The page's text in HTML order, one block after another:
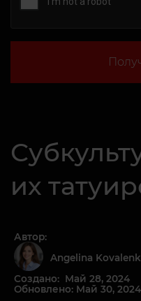
их
Автор:
Angelina
Создано: Май 28, 2024
Обновлено: Май 30, 2024